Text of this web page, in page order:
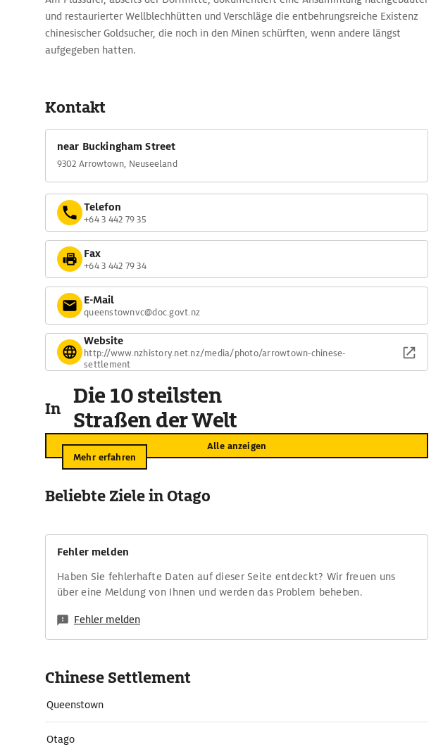
und restaurierter Wellblechhütten und Verschläge die entbehrungsreiche Existenz
chinesischer Goldsucher, die noch in den Minen schürften, wenn andere längst
aufgegeben hatten.
Kontakt
near Buckingham Street
9302 Arrowtown, Neuseeland
Telefon
+64 3 442 79 35
Fax
+64 3 442 79 34
E-Mail
queenstownvc@doc.govt.nz
Website
http://www.nzhistory.net.nz/media/photo/arrowtown-chinese-
settlement
In der Umgebung
Alle anzeigen
Die 10 steilsten
Straßen der Welt
Mehr erfahren
Beliebte Ziele in Otago
Fehler melden
Haben Sie fehlerhafte Daten auf dieser Seite entdeckt? Wir freuen uns
über eine Meldung von Ihnen und werden das Problem beheben.
Fehler melden
Chinese Settlement
Queenstown
Otago